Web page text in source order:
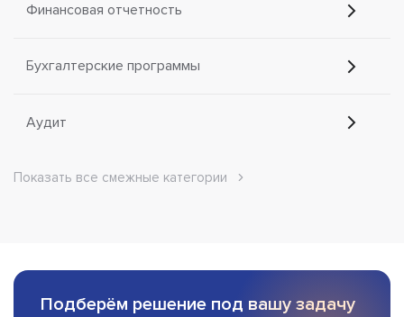
Финансовая отчетность
Бухгалтерские программы
Аудит
Показать все смежные категории
Подберём решение под вашу задачу